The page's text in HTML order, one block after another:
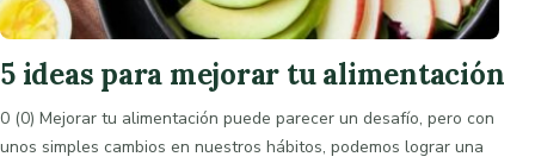
5 ideas para mejorar tu alimentación
0 (0) Mejorar tu alimentación puede parecer un desafío, pero con
unos simples cambios en nuestros hábitos, podemos lograr una